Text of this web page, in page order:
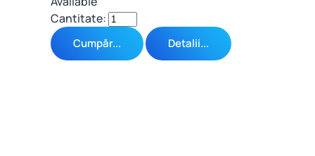
Cantitate:
Cumpăr... Detalii...